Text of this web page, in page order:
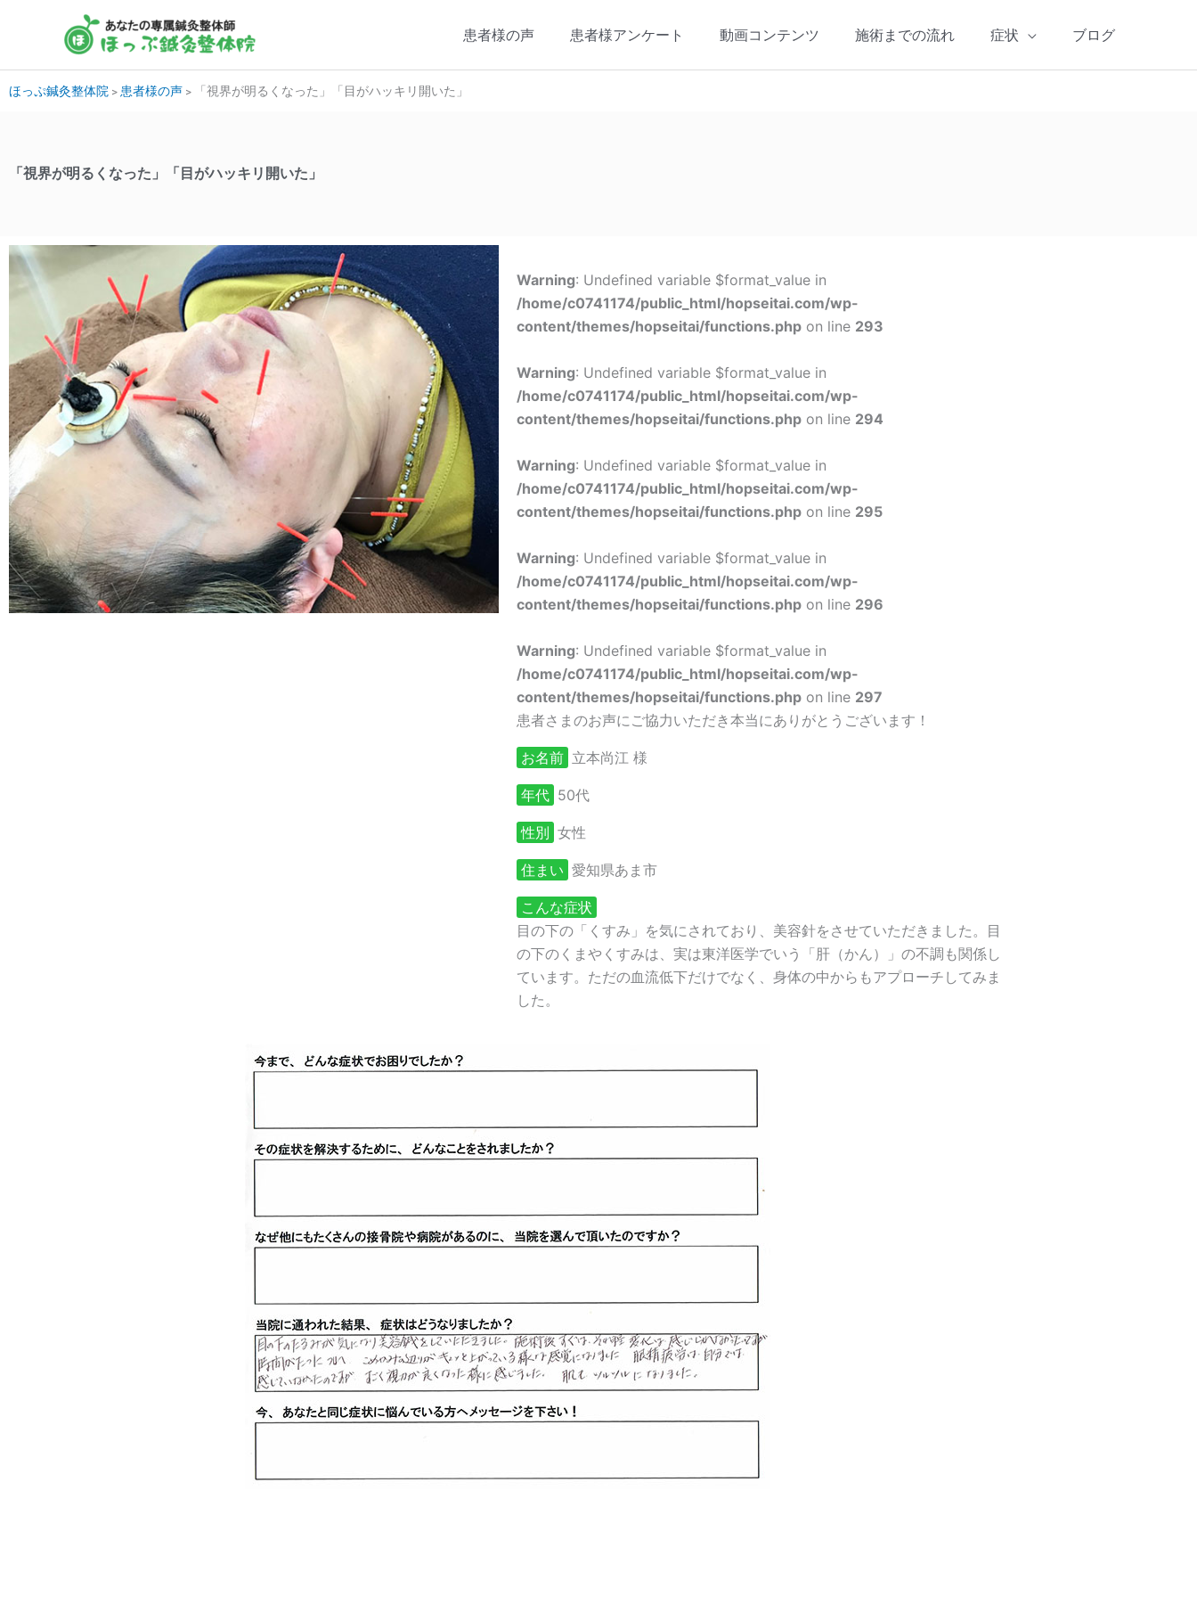
患者様の声 患者様アンケート 動画コンテンツ 施術までの流れ 症状 ブログ
ほっぷ鍼灸整体院 >患者様の声 > 「視界が明るくなった」「目がハッキリ開いた」
「視界が明るくなった」「目がハッキリ開いた」
Warning: Undefined variable $format_value in
/home/c0741174/public_html/hopseitai.com/wp-
content/themes/hopseitai/functions.php on line 293
Warning: Undefined variable $format_value in
/home/c0741174/public_html/hopseitai.com/wp-
content/themes/hopseitai/functions.php on line 294
Warning: Undefined variable $format_value in
/home/c0741174/public_html/hopseitai.com/wp-
content/themes/hopseitai/functions.php on line 295
Warning: Undefined variable $format_value in
/home/c0741174/public_html/hopseitai.com/wp-
content/themes/hopseitai/functions.php on line 296
Warning: Undefined variable $format_value in
/home/c0741174/public_html/hopseitai.com/wp-
content/themes/hopseitai/functions.php on line 297
患者さまのお声にご協力いただき本当にありがとうございます！
お名前 立本尚江 様
年代 50代
性別 女性
住まい 愛知県あま市
こんな症状
目の下の「くすみ」を気にされており、美容針をさせていただきました。目
の下のくまやくすみは、実は東洋医学でいう「肝（かん）」の不調も関係し
ています。ただの血流低下だけでなく、身体の中からもアプローチしてみま
した。